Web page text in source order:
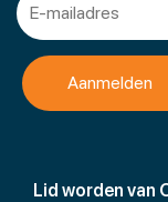
Lid worden van